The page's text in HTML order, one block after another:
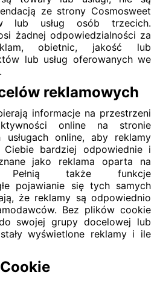
ze strony Cosmosweet
lub usług osób trzecich.
żadnej odpowiedzialności za
obietnic, jakość lub
lub usług oferowanych we
reklamowych
informacje na przestrzeni
online na stronie
online, aby reklamy
Ciebie bardziej odpowiednie i
jako reklama oparta na
Pełnią także funkcje
pojawianie się tych samych
że reklamy są odpowiednio
Bez plików cookie
swojej grupy docelowej lub
wyświetlone reklamy i ile
Cookie